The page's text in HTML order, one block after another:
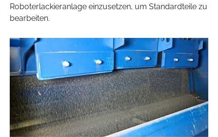
Roboterlackieranlage einzusetzen, um Standardteile zu
bearbeiten.